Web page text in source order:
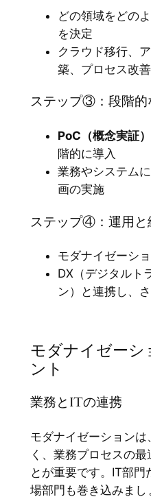
どの領域をどの
を決定
クラウド移行、
築、プロセス改
ステップ③：段階的
PoC（概念実証）
階的に導入
業務やシステム
画の実施
ステップ④：運用と
モダナイゼーシ
DX（デジタルト
ン）と連携し、
モダナイゼーシ
ント
業務とITの連携
モダナイゼーション
く、業務プロセスの
とが重要です。IT部
場部門も巻き込みまし